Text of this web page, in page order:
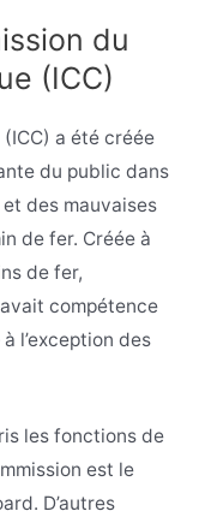
du
(ICC)
(ICC) a été créée
du public dans
des mauvaises
de fer. Créée à
de fer,
compétence
l’exception des
les fonctions de
est le
D’autres